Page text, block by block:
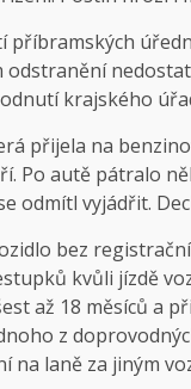
odstranění
krajského
přijela na
Po autě pátralo
odmítl vyjádřit.
bez
kvůli jízdě
až 18 měsíců a
z
na laně za jiným